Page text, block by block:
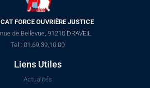
FORCE OUVRIÈRE JUSTICE
de Bellevue, 91210 DRAVEIL
Tel : 01.69.39.10.00
Liens Utiles
Actualités